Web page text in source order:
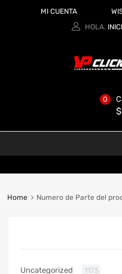
MI CUENTA
HOLA.
$
0
Home Numero de Parte del
Uncategorized 1173